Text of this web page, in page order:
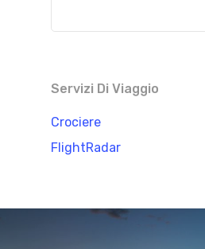
Servizi Di Viaggio
Crociere
FlightRadar